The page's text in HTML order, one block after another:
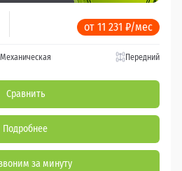
от 11 231 ₽/мес
Механическая Передний
Сравнить
Подробнее
за минуту